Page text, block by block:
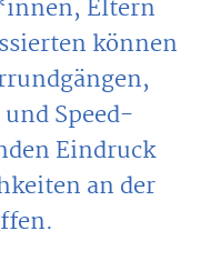
Eltern
können
Speed-
Eindruck
an der